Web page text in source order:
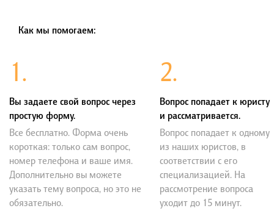
Как мы помогаем:
1.
Вы задаете свой вопрос через
простую форму.
Все бесплатно. Форма очень
короткая: только сам вопрос,
номер телефона и ваше имя.
Дополнительно вы можете
указать тему вопроса, но это не
обязательно.
2.
Вопрос попадает к юристу
и рассматривается.
Вопрос попадает к одному
из наших юристов, в
соответствии с его
специализацией. На
рассмотрение вопроса
уходит до 15 минут.